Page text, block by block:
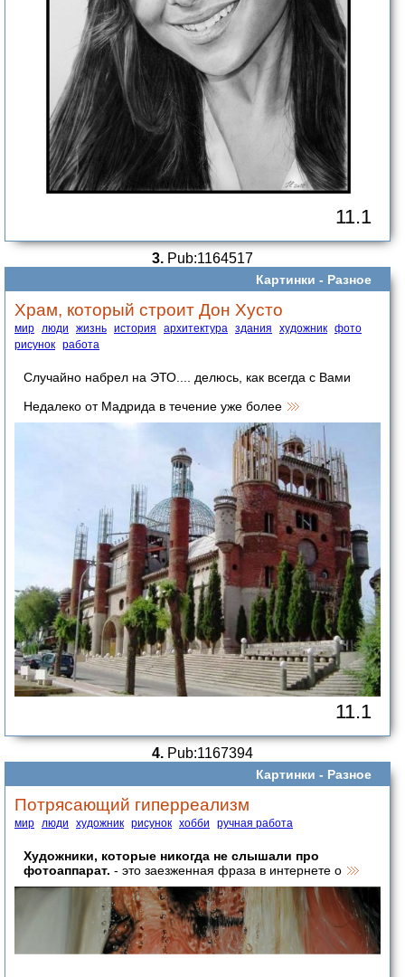
11.1
3. Pub:1164517
Картинки - Разное
Храм, который строит Дон Хусто
мир люди жизнь история архитектура здания художник фото
рисунок работа
Случайно набрел на ЭТО.... делюсь, как всегда с Вами
Недалеко от Мадрида в течение уже более
11.1
4. Pub:1167394
Картинки - Разное
Потрясающий гиперреализм
мир люди художник рисунок хобби ручная работа
Художники, которые никогда не слышали про
фотоаппарат. - это заезженная фраза в интернете о